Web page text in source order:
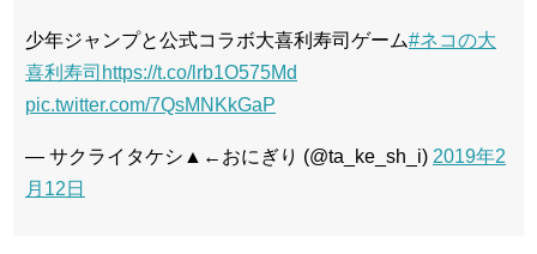
少年ジャンプと公式コラボ大喜利寿司ゲーム#ネコの大
喜利寿司 https://t.co/lrb1O575Md
pic.twitter.com/7QsMNKkGaP
— サクライタケシ▲←おにぎり (@ta_ke_sh_i) 2019年2
月12日